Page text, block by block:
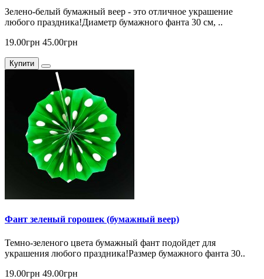
Зелено-белый бумажный веер - это отличное украшение
любого праздника!Диаметр бумажного фанта 30 см, ..
19.00грн 45.00грн
Купити
Фант зеленый горошек (бумажный веер)
Темно-зеленого цвета бумажный фант подойдет для
украшения любого праздника!Размер бумажного фанта 30..
19.00грн 49.00грн